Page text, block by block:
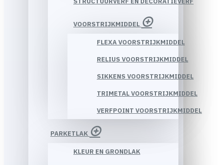
VOORSTRIJKMIDDEL
FLEXA VOORSTRIJKMIDDEL
RELIUS VOORSTRIJKMIDDEL
SIKKENS VOORSTRIJKMIDDEL
TRIMETAL VOORSTRIJKMIDDEL
VERFPOINT VOORSTRIJKMIDDEL
PARKETLAK
KLEUR EN GRONDLAK